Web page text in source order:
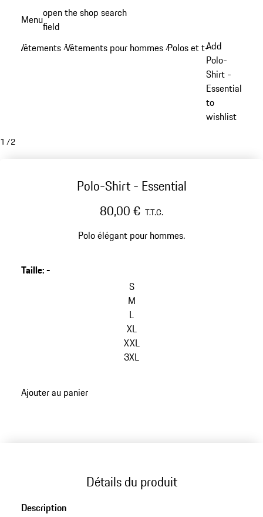
principal
Menuopen the shop search
field
Vêtements /Vêtements pour hommes /Polos et t-shirts
Add
Polo-
Shirt -
Essential
to
wishlist
1 /2
Polo-Shirt - Essential
80,00 € T.T.C.
Polo élégant pour hommes.
Taille:-
S
M
L
XL
XXL
3XL
Ajouter au panier
Détails du produit
Description